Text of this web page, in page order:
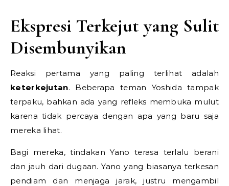
Ekspresi Terkejut yang Sulit
Disembunyikan
Reaksi pertama yang paling terlihat adalah
keterkejutan. Beberapa teman Yoshida tampak
terpaku, bahkan ada yang refleks membuka mulut
karena tidak percaya dengan apa yang baru saja
mereka lihat.
Bagi mereka, tindakan Yano terasa terlalu berani
dan jauh dari dugaan. Yano yang biasanya terkesan
pendiam dan menjaga jarak, justru mengambil